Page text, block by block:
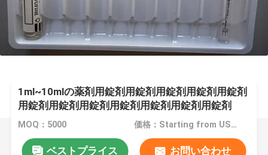
1ml~10mlの薬剤用錠剤用錠剤用錠剤用錠剤用錠剤
用錠剤用錠剤用錠剤用錠剤用錠剤用錠剤用錠剤
MOQ：5000 価格：Starting from USD0.06/PCS
ベストプライス お問い合わせ